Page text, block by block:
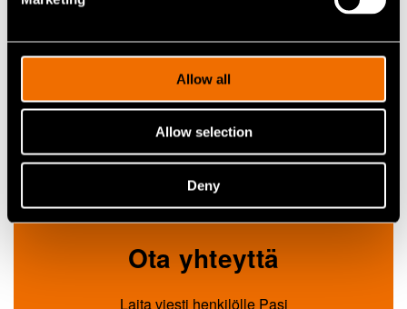
Allow all
Allow selection
Deny
cris.vtt.fi
Katso julkaisuja CRIS-portaalissa
Ota yhteyttä
Laita viesti henkilölle Pasi